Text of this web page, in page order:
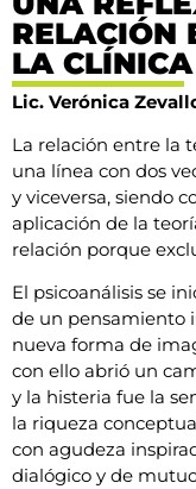
RELACIÓN
LA CLÍNICA
Lic. Verónica
La relación entre la
una línea con dos
y viceversa, siendo
aplicación de la
relación porque
El psicoanálisis se
de un pensamiento
nueva forma de
con ello abrió un
y la histeria fue la
la riqueza
con agudeza
dialógico y de